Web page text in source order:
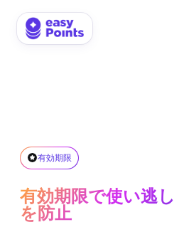
有効期限
有効期限で使い逃し
を防止